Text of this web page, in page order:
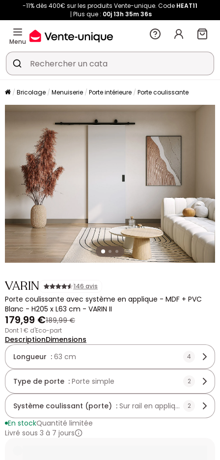
-11% dès 400€ sur les produits Vente-unique. Code HEAT11
Plus que : 00j 13h 35m 35s
Menu
Bricolage Menuiserie Porte intérieure Porte coulissante
VARIN 146 avis
Porte coulissante avec système en applique - MDF + PVC
Blanc - H205 x L63 cm - VARIN II
179,99 €189,99 €
dont 1 € d'Eco-part
DescriptionDimensions
Longueur : 63 cm 4
Type de porte : Porte simple 2
Système coulissant (porte) : Sur rail en applique 2
En stockQuantité limitée
Livré sous 3 à 7 jours